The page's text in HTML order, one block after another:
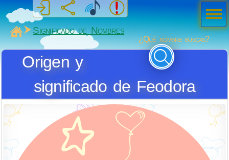
MiSabueso
Significado de Nombres
¿Qué nombre buscas?
Origen y
significado de Feodora
Men
ú